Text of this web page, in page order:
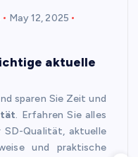
May 12, 2025
aktuelle
sparen Sie Zeit und
. Erfahren Sie alles
SD-Qualität, aktuelle
und praktische